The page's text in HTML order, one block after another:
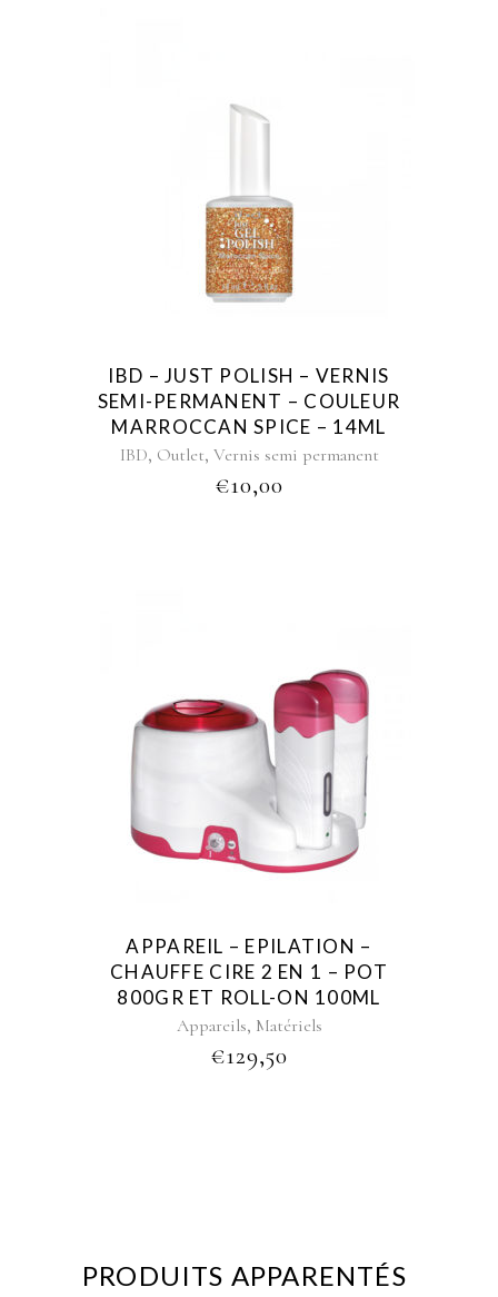
IBD – JUST POLISH – VERNIS
SEMI-PERMANENT – COULEUR
MARROCCAN SPICE – 14ML
IBD, Outlet, Vernis semi permanent
€10,00
APPAREIL – EPILATION –
CHAUFFE CIRE 2 EN 1 – POT
800GR ET ROLL-ON 100ML
Appareils, Matériels
€129,50
PRODUITS APPARENTÉS